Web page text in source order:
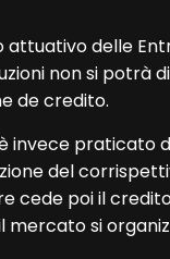
delle
non si potrà
de credito.
invece praticato
del
cede poi il
si